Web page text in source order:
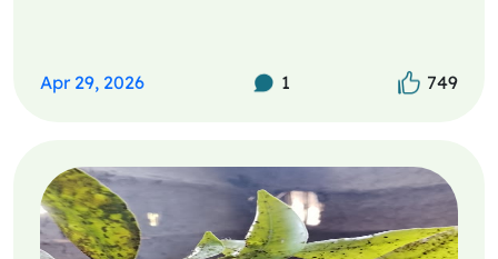
749
1
Apr 29, 2026